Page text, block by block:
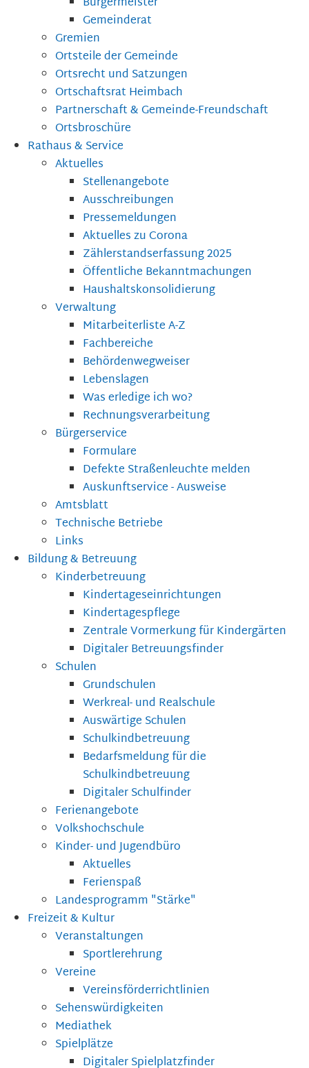
Gemeinderat
Gremien
Ortsteile der Gemeinde
Ortsrecht und Satzungen
Ortschaftsrat Heimbach
Partnerschaft & Gemeinde-Freundschaft
Ortsbroschüre
Rathaus & Service
Aktuelles
Stellenangebote
Ausschreibungen
Pressemeldungen
Aktuelles zu Corona
Zählerstandserfassung 2025
Öffentliche Bekanntmachungen
Haushaltskonsolidierung
Verwaltung
Mitarbeiterliste A-Z
Fachbereiche
Behördenwegweiser
Lebenslagen
Was erledige ich wo?
Rechnungsverarbeitung
Bürgerservice
Formulare
Defekte Straßenleuchte melden
Auskunftservice - Ausweise
Amtsblatt
Technische Betriebe
Links
Bildung & Betreuung
Kinderbetreuung
Kindertageseinrichtungen
Kindertagespflege
Zentrale Vormerkung für Kindergärten
Digitaler Betreuungsfinder
Schulen
Grundschulen
Werkreal- und Realschule
Auswärtige Schulen
Schulkindbetreuung
Bedarfsmeldung für die
Schulkindbetreuung
Digitaler Schulfinder
Ferienangebote
Volkshochschule
Kinder- und Jugendbüro
Aktuelles
Ferienspaß
Landesprogramm "Stärke"
Freizeit & Kultur
Veranstaltungen
Sportlerehrung
Vereine
Vereinsförderrichtlinien
Sehenswürdigkeiten
Mediathek
Spielplätze
Digitaler Spielplatzfinder